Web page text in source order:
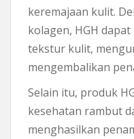
keremajaan kulit.
kolagen, HGH
tekstur kulit,
mengembalikan
Selain itu, produk
kesehatan rambut
menghasilkan